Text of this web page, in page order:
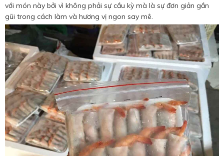
với món này bởi vì không phải sự cầu kỳ mà là sự đơn giản gần
gũi trong cách làm và hương vị ngon say mê.